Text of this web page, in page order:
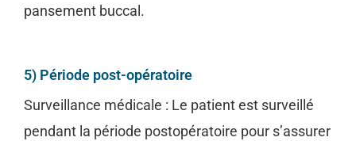
pansement buccal.
5) Période post-opératoire
Surveillance médicale : Le patient est surveillé
pendant la période postopératoire pour s’assurer